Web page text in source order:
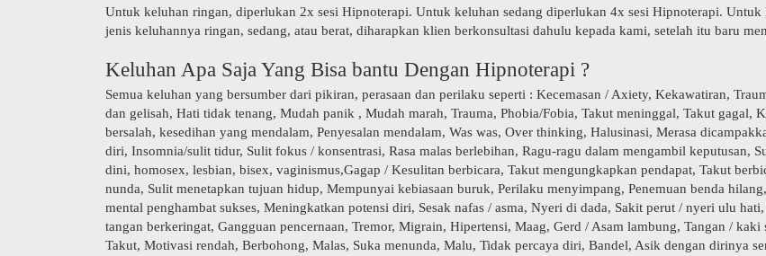
Untuk keluhan ringan, diperlukan 2x sesi Hipnoterapi. Untuk keluhan sedang diperlukan 4x sesi Hipnoterapi.
jenis keluhannya ringan, sedang, atau berat, diharapkan klien berkonsultasi dahulu kepada kami, setelah itu baru
Keluhan Apa Saja Yang Bisa bantu Dengan Hipnoterapi ?
Semua keluhan yang bersumber dari pikiran, perasaan dan perilaku seperti : Kecemasan / Axiety, Kekawatiran,
dan gelisah, Hati tidak tenang, Mudah panik , Mudah marah, Trauma, Phobia/Fobia, Takut meninggal, Takut
bersalah, kesedihan yang mendalam, Penyesalan mendalam, Was was, Over thinking, Halusinasi, Merasa
diri, Insomnia/sulit tidur, Sulit fokus / konsentrasi, Rasa malas berlebihan, Ragu-ragu dalam mengambil keputusan,
dini, homosex, lesbian, bisex, vaginismus,Gagap / Kesulitan berbicara, Takut mengungkapkan pendapat, Takut
nunda, Sulit menetapkan tujuan hidup, Mempunyai kebiasaan buruk, Perilaku menyimpang, Penemuan benda
mental penghambat sukses, Meningkatkan potensi diri, Sesak nafas / asma, Nyeri di dada, Sakit perut / nyeri ulu
tangan berkeringat, Gangguan pencernaan, Tremor, Migrain, Hipertensi, Maag, Gerd / Asam lambung, Tangan /
Takut, Motivasi rendah, Berbohong, Malas, Suka menunda, Malu, Tidak percaya diri, Bandel, Asik dengan dirinya